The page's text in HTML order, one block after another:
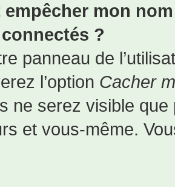
mon
?
panneau de
l’option Cacher
ne serez visible
et vous-même.